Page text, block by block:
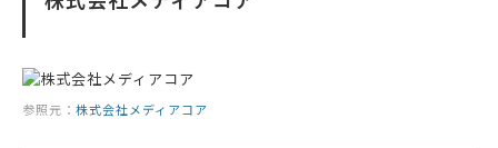
参照元： 株式会社メディアコア